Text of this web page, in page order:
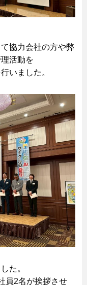
協力会社の方や弊
活動を
いました。
た。
員2名が挨拶させ